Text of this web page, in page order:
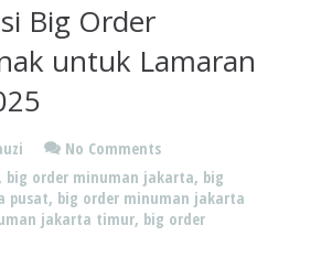
Big Order
untuk Lamaran
No Comments
, big order minuman jakarta, big
pusat, big order minuman jakarta
jakarta timur, big order